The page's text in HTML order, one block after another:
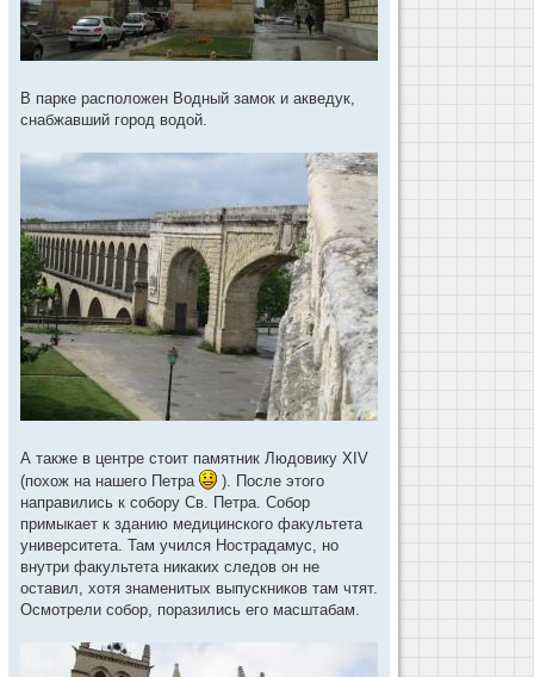
В парке расположен Водный замок и акведук,
снабжавший город водой.
А также в центре стоит памятник Людовику XIV
(похож на нашего Петра
). После этого
направились к собору Св. Петра. Собор
примыкает к зданию медицинского факультета
университета. Там учился Нострадамус, но
внутри факультета никаких следов он не
оставил, хотя знаменитых выпускников там чтят.
Осмотрели собор, поразились его масштабам.